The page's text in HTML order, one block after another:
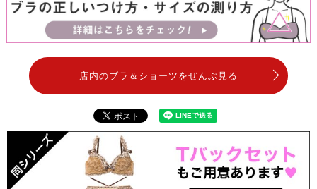
店内のブラ＆ショーツをぜんぶ見る